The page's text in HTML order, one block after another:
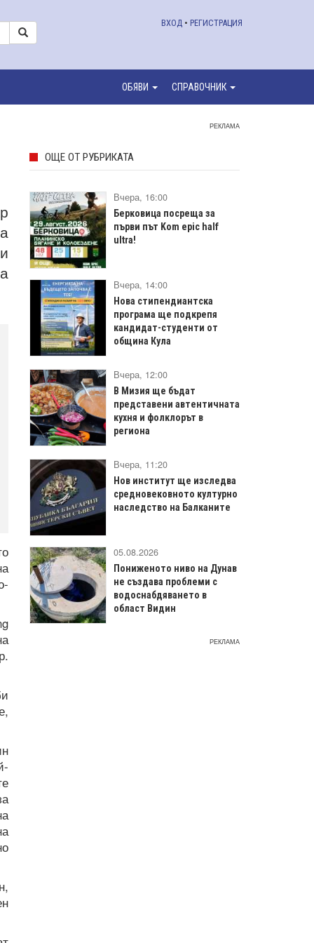
ВХОД • РЕГИСТРАЦИЯ
ОБЯВИ СПРАВОЧНИК
РЕКЛАМА
ОЩЕ ОТ РУБРИКАТА
Вчера, 16:00
Берковица посреща за
първи път Kom epic half
ultra!
Вчера, 14:00
Нова стипендиантска
програма ще подкрепя
кандидат-студенти от
община Кула
Вчера, 12:00
В Мизия ще бъдат
представени автентичната
кухня и фолклорът в
региона
Вчера, 11:20
Нов институт ще изследва
средновековното културно
наследство на Балканите
05.08.2026
Пониженото ниво на Дунав
не създава проблеми с
водоснабдяването в
област Видин
РЕКЛАМА